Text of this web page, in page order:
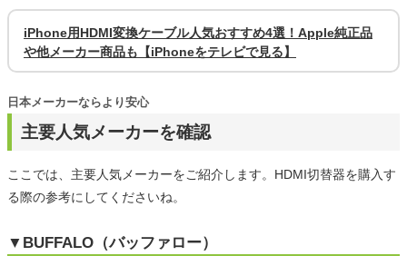
iPhone用HDMI変換ケーブル人気おすすめ4選！Apple純正品
や他メーカー商品も【iPhoneをテレビで見る】
主要人気メーカーを確認
日本メーカーならより安心
ここでは、主要人気メーカーをご紹介します。HDMI切替器を購入す
る際の参考にしてくださいね。
▼BUFFALO（バッファロー）